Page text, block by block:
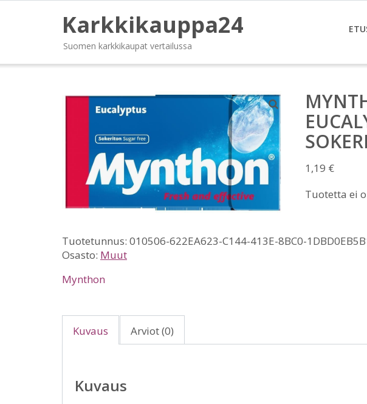
Karkkikauppa24
Suomen karkkikaupat vertailussa
1,19 €
Tuotetta ei
Tuotetunnus: 010506-622EA623-C144-413E-8BC0-
Osasto: Muut
Mynthon
Kuvaus Arviot (0)
Kuvaus